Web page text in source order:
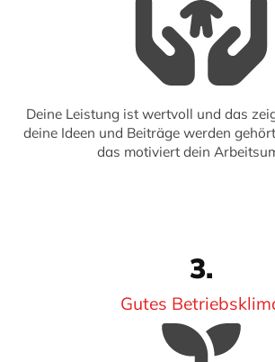
Deine Leistung ist wertvoll und das
deine Ideen und Beiträge werden
das motiviert dein
3.
Gutes